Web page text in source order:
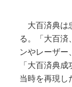
大百済典は
る。「大百済
ンやレーザー
「大百済典
当時を再現し